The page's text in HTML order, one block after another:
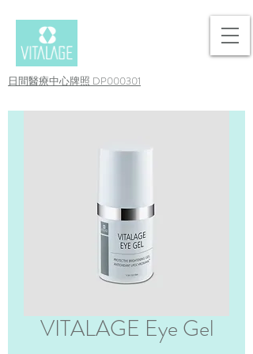
日間醫療中心牌照 DP000301
VITALAGE Eye Gel